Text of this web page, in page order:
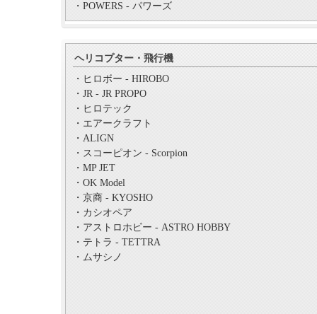
・POWERS - パワーズ
ヘリコプター・飛行機
・ヒロボー - HIROBO
・JR - JR PROPO
・ヒロテック
・エアークラフト
・ALIGN
・スコーピオン - Scorpion
・MP JET
・OK Model
・京商 - KYOSHO
・カシオペア
・アストロホビー - ASTRO HOBBY
・テトラ - TETTRA
・ムサシノ